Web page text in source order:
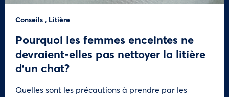
Conseils , Litière
Pourquoi les femmes enceintes ne
devraient-elles pas nettoyer la litière
d’un chat?
Quelles sont les précautions à prendre par les